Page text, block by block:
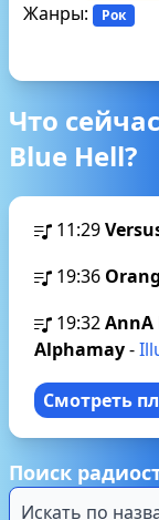
Жанры: Рок
Что
Blue Hell?
11:29
19:36
19:32AnnA
Alphamay-
Смотреть
Поиск